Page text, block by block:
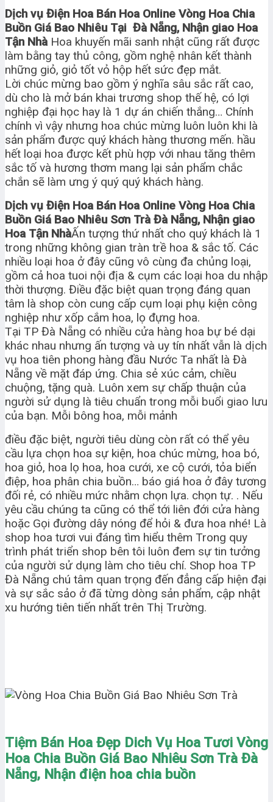
Dịch vụ Điện Hoa Bán Hoa Online Vòng Hoa Chia
Buồn Giá Bao Nhiêu Tại Đà Nẵng, Nhận giao Hoa
Tận Nhà Hoa khuyến mãi sanh nhật cũng rất được
làm bằng tay thủ công, gồm nghệ nhân kết thành
những giỏ, giỏ tốt vỏ hộp hết sức đẹp mắt.
Lời chúc mừng bao gồm ý nghĩa sâu sắc rất cao,
dù cho là mở bán khai trương shop thế hệ, có lợi
nghiệp đại học hay là 1 dự án chiến thắng… Chính
chính vì vậy nhưng hoa chúc mừng luôn luôn khi là
sản phẩm được quý khách hàng thương mến. hầu
hết loại hoa được kết phù hợp với nhau tăng thêm
sắc tố và hương thơm mang lại sản phẩm chắc
chắn sẽ làm ưng ý quý quý khách hàng.
Dịch vụ Điện Hoa Bán Hoa Online Vòng Hoa Chia
Buồn Giá Bao Nhiêu Sơn Trà Đà Nẵng, Nhận giao
Hoa Tận NhàẤn tượng thứ nhất cho quý khách là 1
trong những không gian tràn trề hoa & sắc tố. Các
nhiều loại hoa ở đây cũng vô cùng đa chủng loại,
gồm cả hoa tuoi nội địa & cụm các loại hoa du nhập
thời thượng. Điều đặc biệt quan trọng đáng quan
tâm là shop còn cung cấp cụm loại phụ kiện công
nghiệp như xốp cắm hoa, lọ đựng hoa.
Tại TP Đà Nẵng có nhiều cửa hàng hoa bự bé dại
khác nhau nhưng ấn tượng và uy tín nhất vẫn là dịch
vụ hoa tiên phong hàng đầu Nước Ta nhất là Đà
Nẵng về mặt đáp ứng. Chia sẻ xúc cảm, chiều
chuộng, tặng quà. Luôn xem sự chấp thuận của
người sử dụng là tiêu chuẩn trong mỗi buổi giao lưu
của bạn. Mỗi bông hoa, mỗi mảnh
điều đặc biệt, người tiêu dùng còn rất có thể yêu
cầu lựa chọn hoa sự kiện, hoa chúc mừng, hoa bó,
hoa giỏ, hoa lọ hoa, hoa cưới, xe cộ cưới, tỏa biển
điệp, hoa phân chia buồn… báo giá hoa ở đây tương
đối rẻ, có nhiều mức nhằm chọn lựa. chọn tự. . Nếu
yêu cầu chúng ta cũng có thể tới liên đới cửa hàng
hoặc Gọi đường dây nóng để hỏi & đưa hoa nhé! Là
shop hoa tươi vui đáng tìm hiểu thêm Trong quy
trình phát triển shop bên tôi luôn đem sự tin tưởng
của người sử dụng làm cho tiêu chí. Shop hoa TP
Đà Nẵng chú tâm quan trọng đến đẳng cấp hiện đại
và sự sắc sảo ở đã từng dòng sản phẩm, cập nhật
xu hướng tiên tiến nhất trên Thị Trường.
Tiệm Bán Hoa Đẹp Dich Vụ Hoa Tươi Vòng
Hoa Chia Buồn Giá Bao Nhiêu Sơn Trà Đà
Nẵng, Nhận điện hoa chia buồn